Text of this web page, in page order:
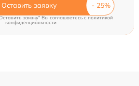
Оставить заявку
заявку" Вы соглашаетесь cполитикой
конфиденциальности